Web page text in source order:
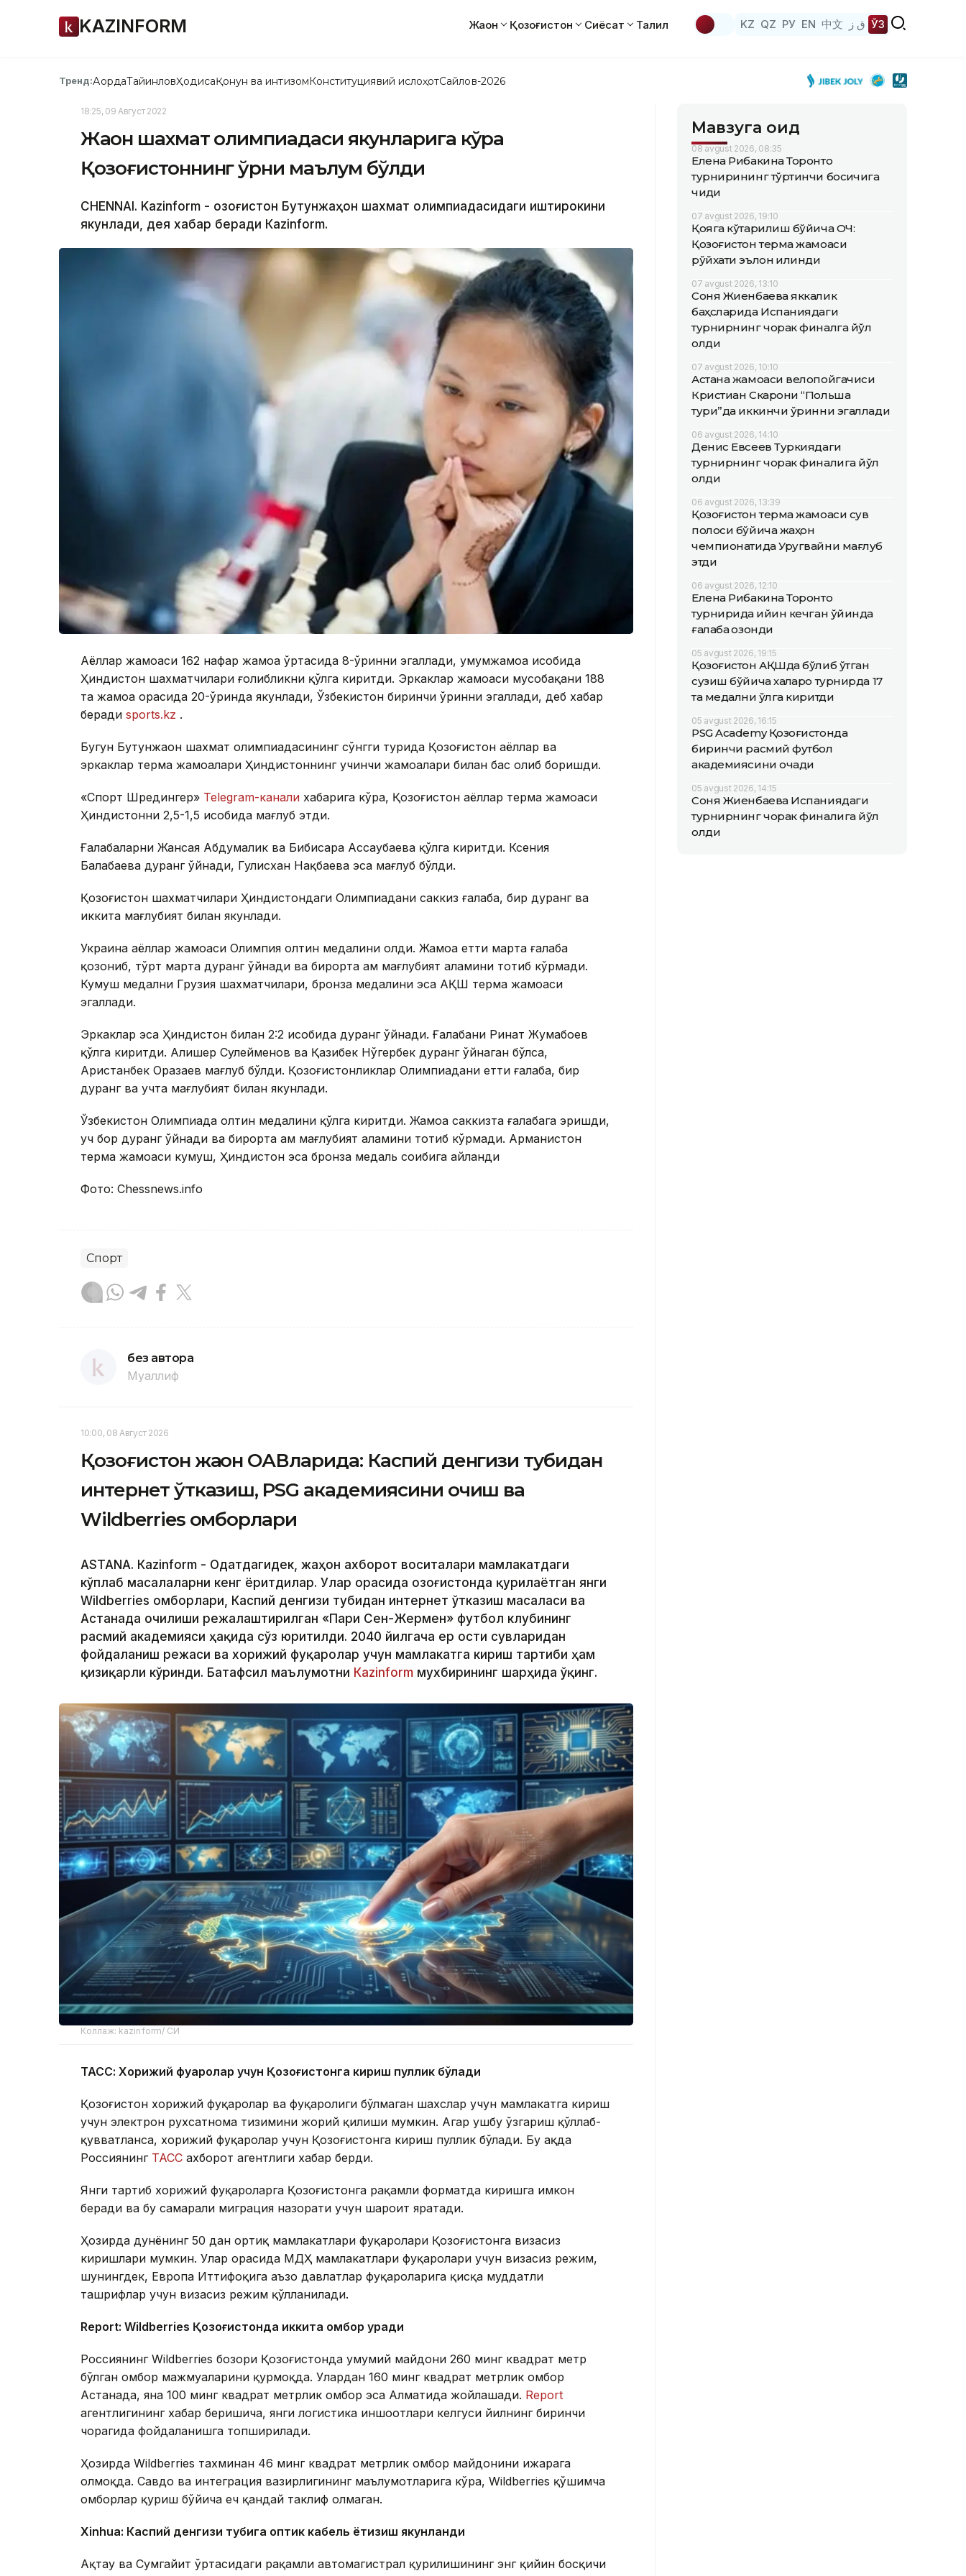
KAZINFORM Жаҳон Қозоғистон Сиёсат Таҳлил KZ QZ РУ EN 中文 ق ز ЎЗ
Тренд:АқордаТайинловҲодисаҚонун ва интизомКонституциявий ислоҳотСайлов-2026
18:25, 09 Август 2022
Жаҳон шахмат олимпиадаси якунларига кўра
Қозоғистоннинг ўрни маълум бўлди
CHENNAI. Kazinform - Қозоғистон Бутунжаҳон шахмат олимпиадасидаги иштирокини
якунлади, дея хабар беради Кazinform.
Аёллар жамоаси 162 нафар жамоа ўртасида 8-ўринни эгаллади, умумжамоа ҳисобида
Ҳиндистон шахматчилари ғолибликни қўлга киритди. Эркаклар жамоаси мусобақани 188
та жамоа орасида 20-ўринда якунлади, Ўзбекистон биринчи ўринни эгаллади, деб хабар
беради sports.kz .
Бугун Бутунжаҳон шахмат олимпиадасининг сўнгги турида Қозоғистон аёллар ва
эркаклар терма жамоалари Ҳиндистоннинг учинчи жамоалари билан баҳс олиб боришди.
«Спорт Шредингер» Telegram-канали хабарига кўра, Қозоғистон аёллар терма жамоаси
Ҳиндистонни 2,5-1,5 ҳисобида мағлуб этди.
Ғалабаларни Жансая Абдумалик ва Бибисара Ассаубаева қўлга киритди. Ксения
Балабаева дуранг ўйнади, Гулисхан Нақбаева эса мағлуб бўлди.
Қозоғистон шахматчилари Ҳиндистондаги Олимпиадани саккиз ғалаба, бир дуранг ва
иккита мағлубият билан якунлади.
Украина аёллар жамоаси Олимпия олтин медалини олди. Жамоа етти марта ғалаба
қозониб, тўрт марта дуранг ўйнади ва бирорта ҳам мағлубият аламини тотиб кўрмади.
Кумуш медални Грузия шахматчилари, бронза медалини эса АҚШ терма жамоаси
эгаллади.
Эркаклар эса Ҳиндистон билан 2:2 ҳисобида дуранг ўйнади. Ғалабани Ринат Жумабоев
қўлга киритди. Алишер Сулейменов ва Қазибек Нўгербек дуранг ўйнаган бўлса,
Аристанбек Оразаев мағлуб бўлди. Қозоғистонликлар Олимпиадани етти ғалаба, бир
дуранг ва учта мағлубият билан якунлади.
Ўзбекистон Олимпиада олтин медалини қўлга киритди. Жамоа саккизта ғалабага эришди,
уч бор дуранг ўйнади ва бирорта ҳам мағлубият аламини тотиб кўрмади. Арманистон
терма жамоаси кумуш, Ҳиндистон эса бронза медаль соҳибига айланди
Фото: Сhessnews.infо
Спорт
без автора
Муаллиф
10:00, 08 Август 2026
Қозоғистон жаҳон ОАВларида: Каспий денгизи тубидан
интернет ўтказиш, PSG академиясини очиш ва
Wildberries омборлари
ASTANА. Кazinform - Одатдагидек, жаҳон ахборот воситалари мамлакатдаги
кўплаб масалаларни кенг ёритдилар. Улар орасида Қозоғистонда қурилаётган янги
Wildberries омборлари, Каспий денгизи тубидан интернет ўтказиш масаласи ва
Астанада очилиши режалаштирилган «Пари Сен-Жермен» футбол клубининг
расмий академияси ҳақида сўз юритилди. 2040 йилгача ер ости сувларидан
фойдаланиш режаси ва хорижий фуқаролар учун мамлакатга кириш тартиби ҳам
қизиқарли кўринди. Батафсил маълумотни Кazinform мухбирининг шарҳида ўқинг.
Коллаж: kazinform/ СИ
ТАСС: Хорижий фуқаролар учун Қозоғистонга кириш пуллик бўлади
Қозоғистон хорижий фуқаролар ва фуқаролиги бўлмаган шахслар учун мамлакатга кириш
учун электрон рухсатнома тизимини жорий қилиши мумкин. Агар ушбу ўзгариш қўллаб-
қувватланса, хорижий фуқаролар учун Қозоғистонга кириш пуллик бўлади. Бу ҳақда
Россиянинг ТАСС ахборот агентлиги хабар берди.
Янги тартиб хорижий фуқароларга Қозоғистонга рақамли форматда киришга имкон
беради ва бу самарали миграция назорати учун шароит яратади.
Ҳозирда дунёнинг 50 дан ортиқ мамлакатлари фуқаролари Қозоғистонга визасиз
киришлари мумкин. Улар орасида МДҲ мамлакатлари фуқаролари учун визасиз режим,
шунингдек, Европа Иттифоқига аъзо давлатлар фуқароларига қисқа муддатли
ташрифлар учун визасиз режим қўлланилади.
Report: Wildberries Қозоғистонда иккита омбор қуради
Россиянинг Wildberries бозори Қозоғистонда умумий майдони 260 минг квадрат метр
бўлган омбор мажмуаларини қурмоқда. Улардан 160 минг квадрат метрлик омбор
Астанада, яна 100 минг квадрат метрлик омбор эса Алматида жойлашади. Report
агентлигининг хабар беришича, янги логистика иншоотлари келгуси йилнинг биринчи
чорагида фойдаланишга топширилади.
Ҳозирда Wildberries тахминан 46 минг квадрат метрлик омбор майдонини ижарага
олмоқда. Савдо ва интеграция вазирлигининг маълумотларига кўра, Wildberries қўшимча
омборлар қуриш бўйича ҳеч қандай таклиф олмаган.
Xinhuа: Каспий денгизи тубига оптик кабель ётқизиш якунланди
Ақтау ва Сумгайит ўртасидаги рақамли автомагистрал қурилишининг энг қийин босқичи
Мавзуга оид
08 avgust 2026, 08:35
Елена Рибакина Торонто
турнирининг тўртинчи босқичига
чиқди
07 avgust 2026, 19:10
Қояга кўтарилиш бўйича ОЧ:
Қозоғистон терма жамоаси
рўйхати эълон қилинди
07 avgust 2026, 13:10
Соня Жиенбаева яккалик
баҳсларида Испаниядаги
турнирнинг чорак финалга йўл
олди
07 avgust 2026, 10:10
Астана жамоаси велопойгачиси
Кристиан Скарони “Польша
тури”да иккинчи ўринни эгаллади
06 avgust 2026, 14:10
Денис Евсеев Туркиядаги
турнирнинг чорак финалига йўл
олди
06 avgust 2026, 13:39
Қозоғистон терма жамоаси сув
полоси бўйича жаҳон
чемпионатида Уругвайни мағлуб
этди
06 avgust 2026, 12:10
Елена Рибакина Торонто
турнирида қийин кечган ўйинда
ғалаба қозонди
05 avgust 2026, 19:15
Қозоғистон АҚШда бўлиб ўтган
сузиш бўйича халқаро турнирда 17
та медални қўлга киритди
05 avgust 2026, 16:15
PSG Academy Қозоғистонда
биринчи расмий футбол
академиясини очади
05 avgust 2026, 14:15
Соня Жиенбаева Испаниядаги
турнирнинг чорак финалига йўл
олди